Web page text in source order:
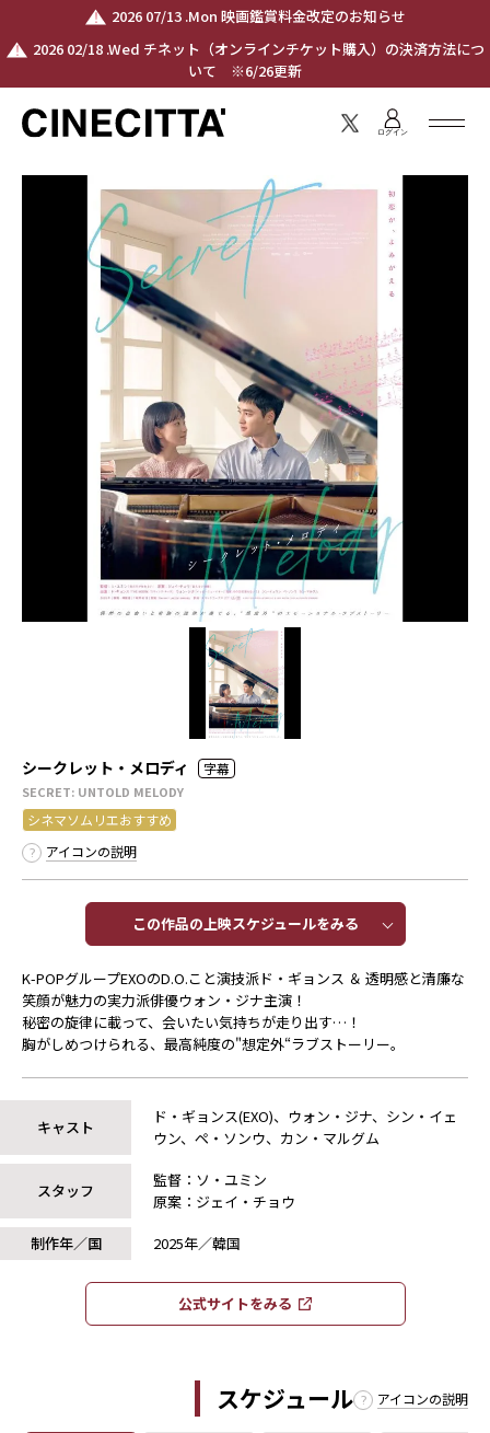
2026 07/13 .Mon 映画鑑賞料金改定のお知らせ
2026 02/18 .Wed チネット（オンラインチケット購入）の決済方法につ
いて ※6/26更新
ログイン
シークレット・メロディ 字幕
SECRET: UNTOLD MELODY
シネマソムリエおすすめ
アイコンの説明
この作品の上映スケジュールをみる​​
K-POPグループEXOのD.O.こと演技派ド・ギョンス ＆ 透明感と清廉な
笑顔が魅力の実力派俳優ウォン・ジナ主演！
秘密の旋律に載って、会いたい気持ちが走り出す…！
胸がしめつけられる、最高純度の"想定外“ラブストーリー。
キャスト
ド・ギョンス(EXO)、ウォン・ジナ、シン・イェ
ウン、ペ・ソンウ、カン・マルグム
スタッフ
監督：ソ・ユミン
原案：ジェイ・チョウ
制作年／国
2025年／韓国
公式サイトをみる​​
スケジュール アイコンの説明